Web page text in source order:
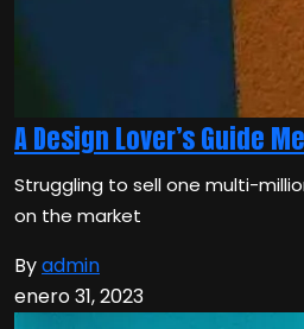
A Design Lover’s Guide
Struggling to sell one multi-
on the market
Byadmin
enero 31, 2023